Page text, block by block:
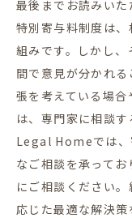
最後までお読みい
特別寄与料制度は
組みです。しかし
間で意見が分かれ
張を考えている場
は、専門家に相談
Legal Homeでは、
なご相談を承って
にご相談ください
応じた最適な解決策